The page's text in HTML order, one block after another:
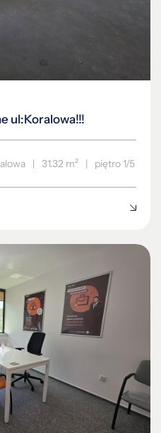
ul:Koralowa!!!
| 31.32 m² | piętro 1/5